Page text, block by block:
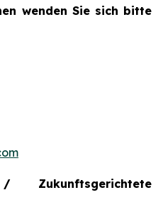
wenden Sie sich bitte
/ Zukunftsgerichtete